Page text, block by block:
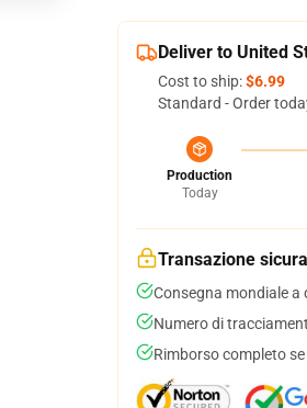
Deliver to United
Cost to ship:$6.99
Standard - Order
Production
Today
Transazione sicura
Consegna mondiale a
Numero di
Rimborso completo